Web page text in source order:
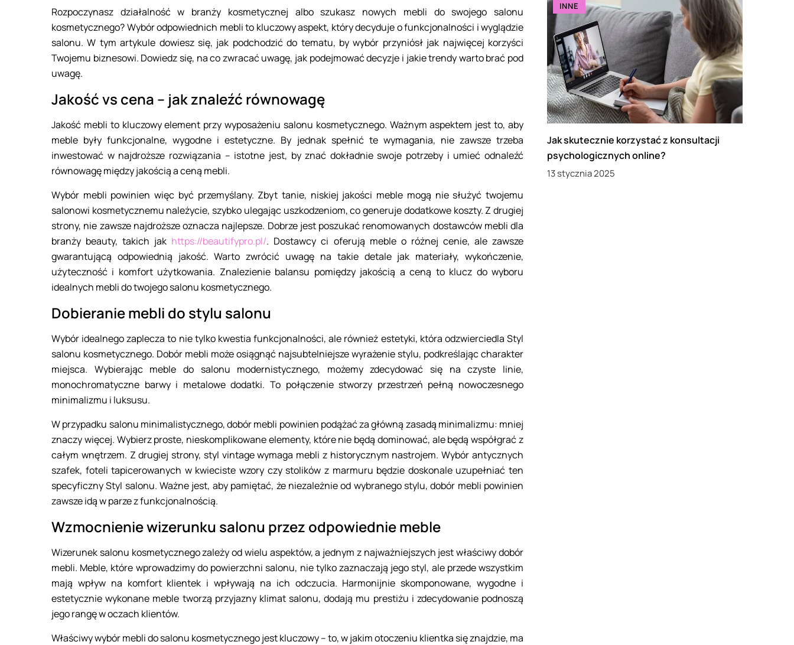
Rozpoczynasz działalność w branży kosmetycznej albo szukasz nowych mebli do swojego salonu
kosmetycznego? Wybór odpowiednich mebli to kluczowy aspekt, który decyduje o funkcjonalności i wyglądzie
salonu. W tym artykule dowiesz się, jak podchodzić do tematu, by wybór przyniósł jak najwięcej korzyści
Twojemu biznesowi. Dowiedz się, na co zwracać uwagę, jak podejmować decyzje i jakie trendy warto brać pod
uwagę.
Jakość vs cena – jak znaleźć równowagę
Jakość mebli to kluczowy element przy wyposażeniu salonu kosmetycznego. Ważnym aspektem jest to, aby
meble były funkcjonalne, wygodne i estetyczne. By jednak spełnić te wymagania, nie zawsze trzeba
inwestować w najdroższe rozwiązania – istotne jest, by znać dokładnie swoje potrzeby i umieć odnaleźć
równowagę między jakością a ceną mebli.
Wybór mebli powinien więc być przemyślany. Zbyt tanie, niskiej jakości meble mogą nie służyć twojemu
salonowi kosmetycznemu należycie, szybko ulegając uszkodzeniom, co generuje dodatkowe koszty. Z drugiej
strony, nie zawsze najdroższe oznacza najlepsze. Dobrze jest poszukać renomowanych dostawców mebli dla
branży beauty, takich jak https://beautifypro.pl/. Dostawcy ci oferują meble o różnej cenie, ale zawsze
gwarantującą odpowiednią jakość. Warto zwrócić uwagę na takie detale jak materiały, wykończenie,
użyteczność i komfort użytkowania. Znalezienie balansu pomiędzy jakością a ceną to klucz do wyboru
idealnych mebli do twojego salonu kosmetycznego.
Dobieranie mebli do stylu salonu
Wybór idealnego zaplecza to nie tylko kwestia funkcjonalności, ale również estetyki, która odzwierciedla Styl
salonu kosmetycznego. Dobór mebli może osiągnąć najsubtelniejsze wyrażenie stylu, podkreślając charakter
miejsca. Wybierając meble do salonu modernistycznego, możemy zdecydować się na czyste linie,
monochromatyczne barwy i metalowe dodatki. To połączenie stworzy przestrzeń pełną nowoczesnego
minimalizmu i luksusu.
W przypadku salonu minimalistycznego, dobór mebli powinien podążać za główną zasadą minimalizmu: mniej
znaczy więcej. Wybierz proste, nieskomplikowane elementy, które nie będą dominować, ale będą współgrać z
całym wnętrzem. Z drugiej strony, styl vintage wymaga mebli z historycznym nastrojem. Wybór antycznych
szafek, foteli tapicerowanych w kwieciste wzory czy stolików z marmuru będzie doskonale uzupełniać ten
specyficzny Styl salonu. Ważne jest, aby pamiętać, że niezależnie od wybranego stylu, dobór mebli powinien
zawsze idą w parze z funkcjonalnością.
Wzmocnienie wizerunku salonu przez odpowiednie meble
Wizerunek salonu kosmetycznego zależy od wielu aspektów, a jednym z najważniejszych jest właściwy dobór
mebli. Meble, które wprowadzimy do powierzchni salonu, nie tylko zaznaczają jego styl, ale przede wszystkim
mają wpływ na komfort klientek i wpływają na ich odczucia. Harmonijnie skomponowane, wygodne i
estetycznie wykonane meble tworzą przyjazny klimat salonu, dodają mu prestiżu i zdecydowanie podnoszą
jego rangę w oczach klientów.
Właściwy wybór mebli do salonu kosmetycznego jest kluczowy – to, w jakim otoczeniu klientka się znajdzie, ma
INNE
Jak skutecznie korzystać z konsultacji
psychologicznych online?
13 stycznia 2025